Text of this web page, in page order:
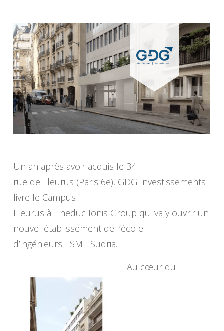
Un an après avoir acquis le 34
rue de Fleurus (Paris 6e), GDG Investissements
livre le Campus
Fleurus à Fineduc Ionis Group qui va y ouvrir un
nouvel établissement de l’école
d’ingénieurs ESME Sudria.
Au cœur du